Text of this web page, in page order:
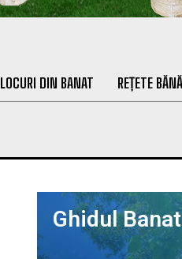
LOCURI DIN BANAT REȚETE
Ghidul